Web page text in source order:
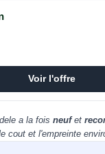
Voir l'offre
a la fois neufet
cout et l'empreinte